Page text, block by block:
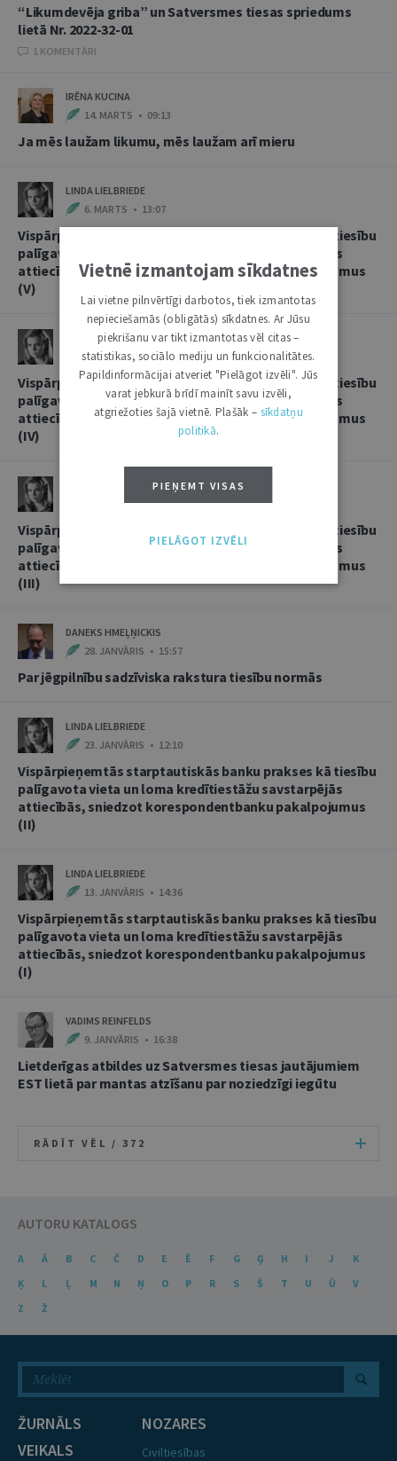
“Likumdevēja griba” un Satversmes tiesas spriedums
lietā Nr. 2022-32-01
1 KOMENTĀRI
IRĒNA KUCINA
14. MARTS • 09:13
Ja mēs laužam likumu, mēs laužam arī mieru
LINDA LIELBRIEDE
6. MARTS • 13:07
Vispārpieņemtās starptautiskās banku prakses kā tiesību
palīgavota vieta un loma kredītiestāžu savstarpējās
attiecībās, sniedzot korespondentbanku pakalpojumus
(V)
LINDA LIELBRIEDE
20. FEBRUĀRIS • 11:13
Vispārpieņemtās starptautiskās banku prakses kā tiesību
palīgavota vieta un loma kredītiestāžu savstarpējās
attiecībās, sniedzot korespondentbanku pakalpojumus
(IV)
4. FEBRUĀRIS • 17:53
Vispārpieņemtās starptautiskās banku prakses kā tiesību
palīgavota vieta un loma kredītiestāžu savstarpējās
attiecībās, sniedzot korespondentbanku pakalpojumus
(III)
DANEKS HMEĻŅICKIS
28. JANVĀRIS • 15:57
Par jēgpilnību sadzīviska rakstura tiesību normās
LINDA LIELBRIEDE
23. JANVĀRIS • 12:10
Vispārpieņemtās starptautiskās banku prakses kā tiesību
palīgavota vieta un loma kredītiestāžu savstarpējās
attiecībās, sniedzot korespondentbanku pakalpojumus
(II)
LINDA LIELBRIEDE
13. JANVĀRIS • 14:36
Vispārpieņemtās starptautiskās banku prakses kā tiesību
palīgavota vieta un loma kredītiestāžu savstarpējās
attiecībās, sniedzot korespondentbanku pakalpojumus
(I)
VADIMS REINFELDS
9. JANVĀRIS • 16:38
Lietderīgas atbildes uz Satversmes tiesas jautājumiem
EST lietā par mantas atzīšanu par noziedzīgi iegūtu
RĀDĪT VĒL / 372
AUTORU KATALOGS
A Ā B C Č D E Ē F G Ģ H I J
K
Ķ
L Ļ M N Ņ O P R S Š T U Ū
V
Z
Ž
ŽURNĀLS
VEIKALS
NOZARES
Civiltiesības
Vietnē izmantojam sīkdatnes
Lai vietne pilnvērtīgi darbotos, tiek izmantotas
nepieciešamās (obligātās) sīkdatnes. Ar Jūsu
piekrišanu var tikt izmantotas vēl citas –
statistikas, sociālo mediju un funkcionalitātes.
Papildinformācijai atveriet "Pielāgot izvēli". Jūs
varat jebkurā brīdī mainīt savu izvēli,
atgriežoties šajā vietnē. Plašāk – sīkdatņu
politikā.
PIEŅEMT VISAS
PIELĀGOT IZVĒLI